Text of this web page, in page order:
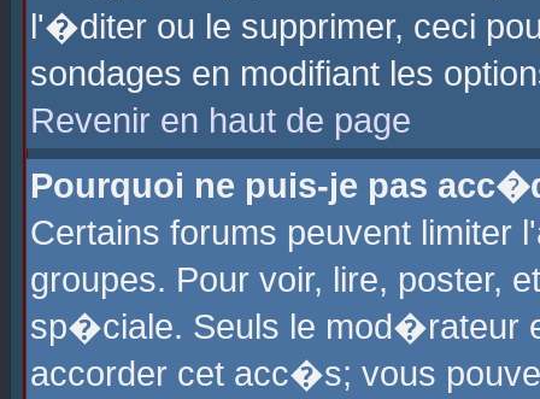
l'�diter ou le supprimer, ceci
sondages en modifiant les
Revenir en haut de page
Pourquoi ne puis-je pas
Certains forums peuvent
groupes. Pour voir, lire, poster,
sp�ciale. Seuls le mod�rateur
accorder cet acc�s; vous